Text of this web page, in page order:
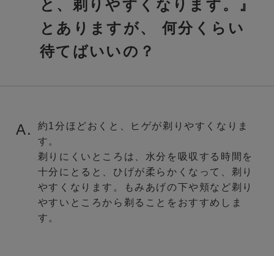
と、剃りやすくなります。』
とありますが、 何分くらい
待てばいいの？
A.
約1分ほどおくと、ヒゲが剃りやすくなりま
す。
剃りにくいところは、水分を吸収する時間を
十分にとると、ひげが柔らかくなって、剃り
やすくなります。もみあげの下や頬など剃り
やすいところから剃ることをおすすめしま
す。